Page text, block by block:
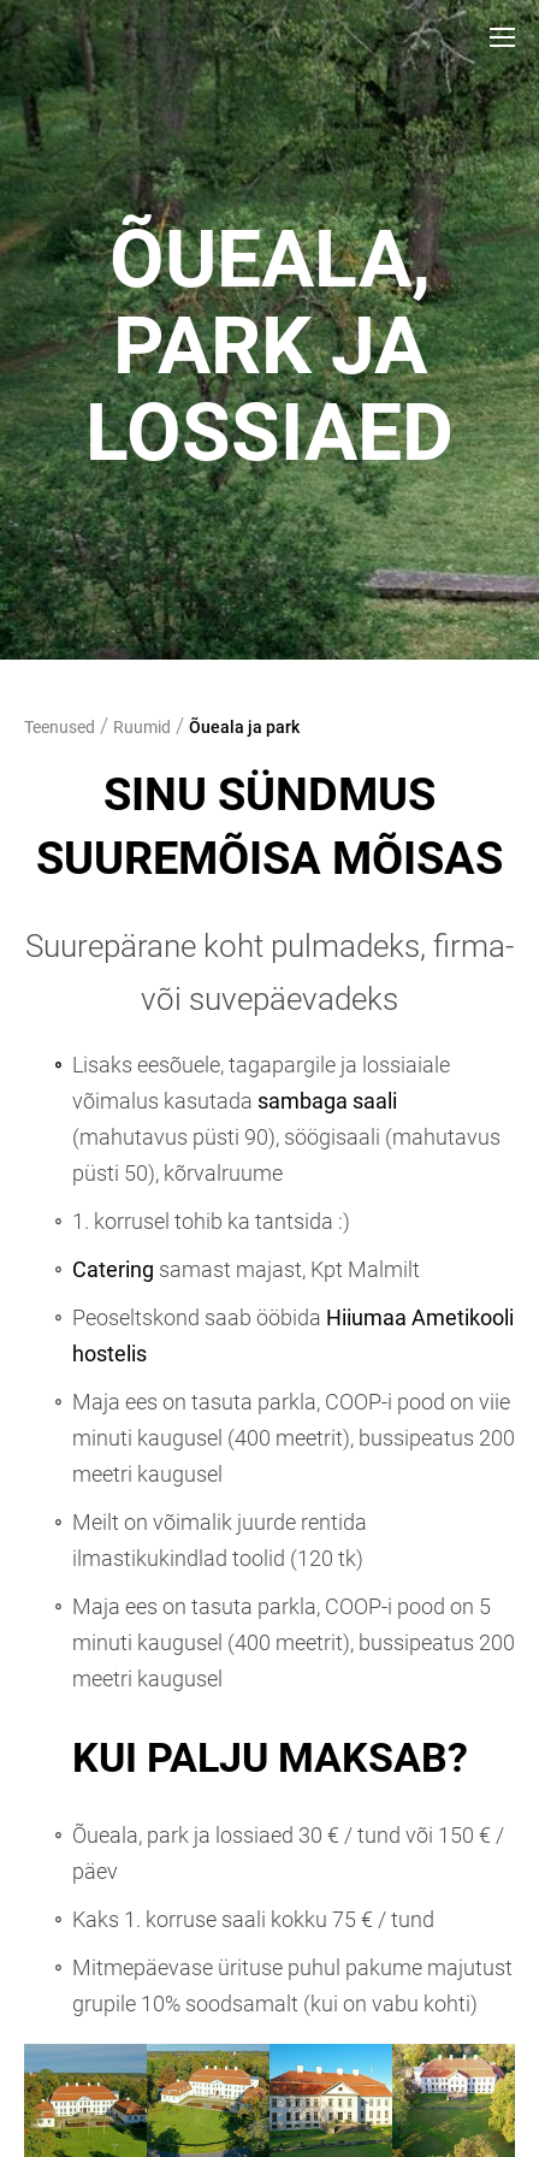
ÕUEALA,
PARK JA
LOSSIAED
Teenused / Ruumid / Õueala ja park
SINU SÜNDMUS
SUUREMÕISA MÕISAS
Suurepärane koht pulmadeks, firma-
või suvepäevadeks
Lisaks eesõuele, tagapargile ja lossiaiale
võimalus kasutada sambaga saali
(mahutavus püsti 90), söögisaali (mahutavus
püsti 50), kõrvalruume
1. korrusel tohib ka tantsida :)
Catering samast majast, Kpt Malmilt
Peoseltskond saab ööbida Hiiumaa Ametikooli
hostelis
Maja ees on tasuta parkla, COOP-i pood on viie
minuti kaugusel (400 meetrit), bussipeatus 200
meetri kaugusel
Meilt on võimalik juurde rentida
ilmastikukindlad toolid (120 tk)
Maja ees on tasuta parkla, COOP-i pood on 5
minuti kaugusel (400 meetrit), bussipeatus 200
meetri kaugusel
KUI PALJU MAKSAB?
Õueala, park ja lossiaed 30 € / tund või 150 € /
päev
Kaks 1. korruse saali kokku 75 € / tund
Mitmepäevase ürituse puhul pakume majutust
grupile 10% soodsamalt (kui on vabu kohti)